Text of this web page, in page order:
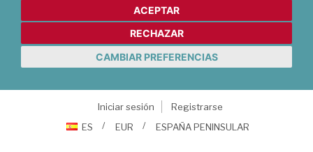
ACEPTAR
RECHAZAR
CAMBIAR PREFERENCIAS
Iniciar sesión
Registrarse
ES
EUR ESPAÑA PENINSULAR